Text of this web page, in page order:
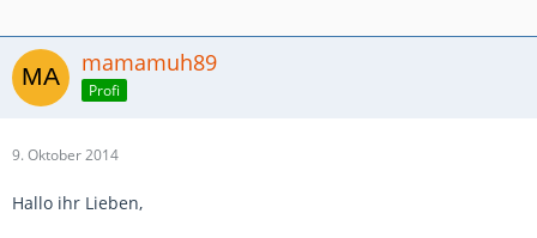
mamamuh89
Profi
9. Oktober 2014
Hallo ihr Lieben,